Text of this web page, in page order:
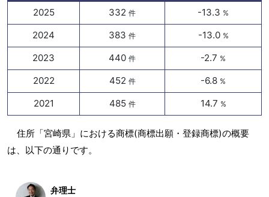
2025
332 件 -13.3 %
2024 383 件 -13.0 %
2023 440 件 -2.7 %
2022 452 件 -6.8 %
2021 485 件 14.7 %
住所「宮崎県」における商標(商標出願・登録商標)の概要
は、以下の通りです。
弁理士